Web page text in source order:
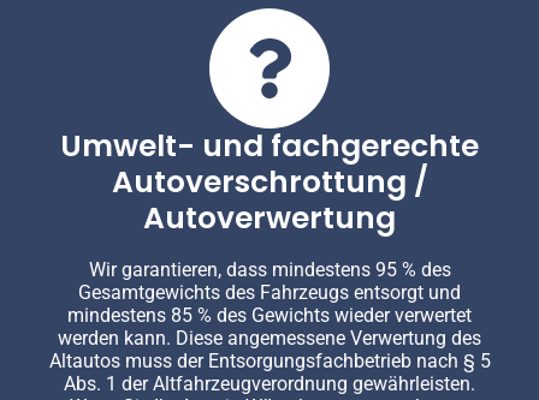
Umwelt- und fachgerechte
Autoverschrottung /
Autoverwertung
Wir garantieren, dass mindestens 95 % des
Gesamtgewichts des Fahrzeugs entsorgt und
mindestens 85 % des Gewichts wieder verwertet
werden kann. Diese angemessene Verwertung des
Altautos muss der Entsorgungsfachbetrieb nach § 5
Abs. 1 der Altfahrzeugverordnung gewährleisten.